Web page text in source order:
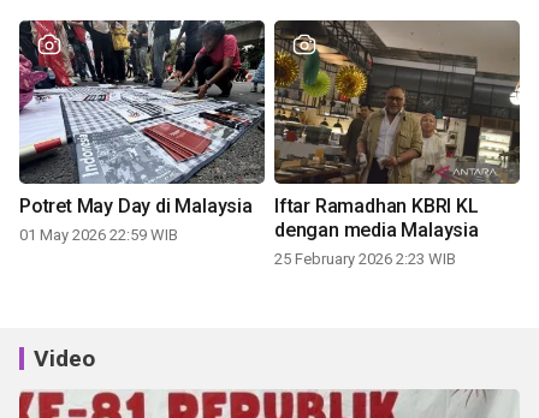
Potret May Day di Malaysia
01 May 2026 22:59 WIB
Iftar Ramadhan KBRI KL
dengan media Malaysia
25 February 2026 2:23 WIB
Video